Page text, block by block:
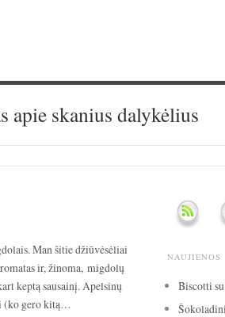
apie skanius dalykėlius
Man šitie džiūvėsėliai
ir, žinoma, migdolų
keptą sausainį. Apelsinų
(ko gero kitą…
NAUJIENOS
Biscotti